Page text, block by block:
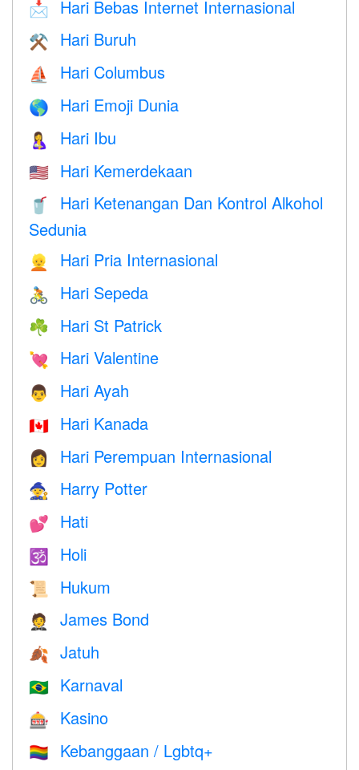
📩 Hari Bebas Internet Internasional
⚒️ Hari Buruh
⛵️ Hari Columbus
🌎 Hari Emoji Dunia
🤱 Hari Ibu
🇺🇸 Hari Kemerdekaan
🥤
Hari Ketenangan Dan Kontrol Alkohol
Sedunia
👱 Hari Pria Internasional
🚴 Hari Sepeda
☘️ Hari St Patrick
💘 Hari Valentine
👨 Hari Ayah
🇨🇦 Hari Kanada
👩 Hari Perempuan Internasional
🧙 Harry Potter
💕 Hati
🕉 Holi
📜 Hukum
🤵 James Bond
🍂 Jatuh
🇧🇷 Karnaval
🎰 Kasino
🏳️‍🌈 Kebanggaan / Lgbtq+